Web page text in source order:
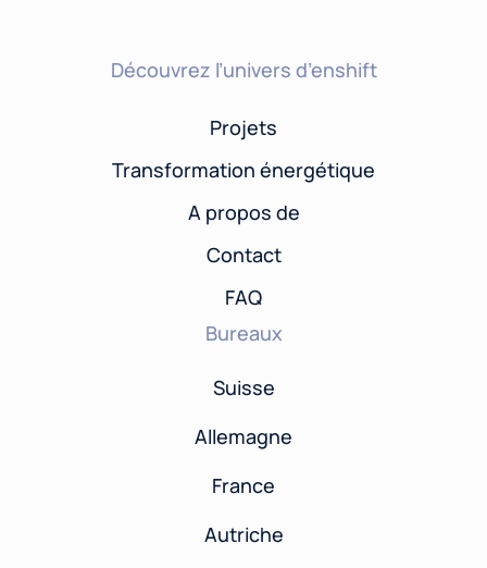
Découvrez l’univers d’enshift
Projets
Transformation énergétique
A propos de
Contact
FAQ
Bureaux
Suisse
Allemagne
France
Autriche